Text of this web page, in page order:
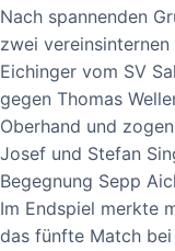
Nach spannenden
zwei
Eichinger vom SV
gegen Thomas
Oberhand und
Josef und Stefan
Begegnung Sepp
Im Endspiel merkte
das fünfte Match